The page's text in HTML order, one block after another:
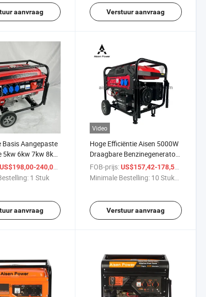
aanvraag Verstuur aanvraag
Basis Aangepaste
5kw 6kw 7kw 8kw
Gasolinemotor
US$198,00-240,00
1 Stuk
aanvraag
Video
Hoge Efficiëntie Aisen 5000W
Draagbare Benzinegenerator
voor Thuisgebruik
FOB-prijs: US$157,42-178,53
Minimale Bestelling: 10 Stukken
Verstuur aanvraag